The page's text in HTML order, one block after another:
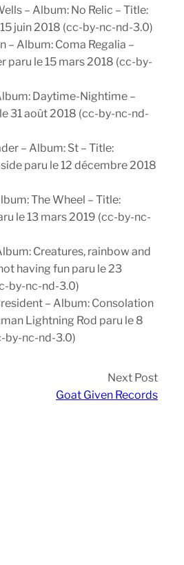
– Album: No Relic – Title:
juin 2018 (cc-by-nc-nd-3.0)
– Album: Coma Regalia –
paru le 15 mars 2018 (cc-by-
Daytime-Nightime –
31 août 2018 (cc-by-nc-nd-
– Album: St – Title:
paru le 12 décembre 2018
The Wheel – Title:
le 13 mars 2019 (cc-by-nc-
Creatures, rainbow and
having fun paru le 23
by-nc-nd-3.0)
– Album: Consolation
Lightning Rod paru le 8
by-nc-nd-3.0)
Next Post
Goat Given Records